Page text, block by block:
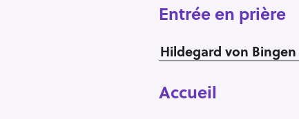
Entrée en prière
Hildegard von
Accueil